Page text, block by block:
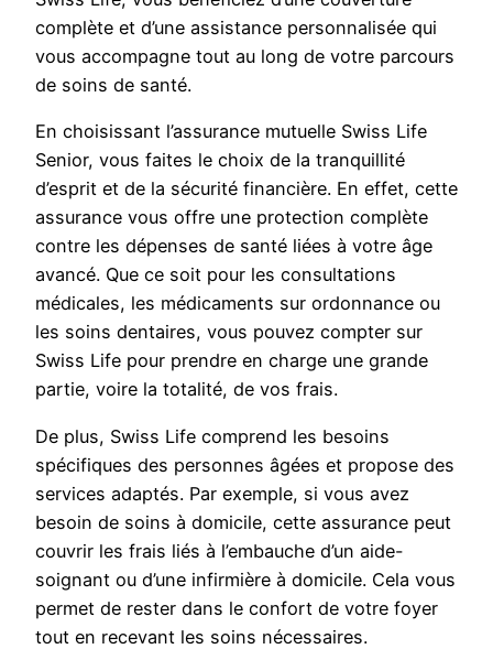
complète et d’une assistance personnalisée qui
vous accompagne tout au long de votre parcours
de soins de santé.
En choisissant l’assurance mutuelle Swiss Life
Senior, vous faites le choix de la tranquillité
d’esprit et de la sécurité financière. En effet, cette
assurance vous offre une protection complète
contre les dépenses de santé liées à votre âge
avancé. Que ce soit pour les consultations
médicales, les médicaments sur ordonnance ou
les soins dentaires, vous pouvez compter sur
Swiss Life pour prendre en charge une grande
partie, voire la totalité, de vos frais.
De plus, Swiss Life comprend les besoins
spécifiques des personnes âgées et propose des
services adaptés. Par exemple, si vous avez
besoin de soins à domicile, cette assurance peut
couvrir les frais liés à l’embauche d’un aide-
soignant ou d’une infirmière à domicile. Cela vous
permet de rester dans le confort de votre foyer
tout en recevant les soins nécessaires.